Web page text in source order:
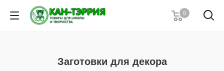
0
Заготовки для декора